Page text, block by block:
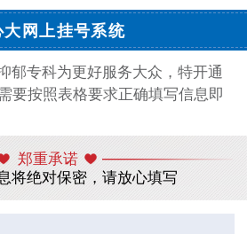
大网上挂号系统
郁专科为更好服务大众，特开通
要按照表格要求正确填写信息即
郑重承诺
将绝对保密，请放心填写